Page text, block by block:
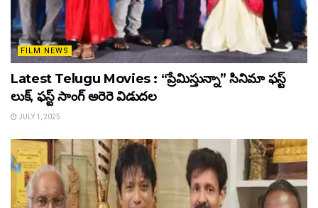
FILM NEWS
Latest Telugu Movies : “ప్రేమిస్తున్నా” సినిమా ఫస్ట్
లుక్, ఫస్ట్ సాంగ్ అరెరె విడుదల
JULY 1, 2025